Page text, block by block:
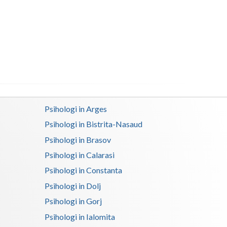
Covasna
Dambovita
Galati
Giurgiu
Gorj
Psihologi in Arges
Psihologi in Bistrita-Nasaud
Psihologi in Brasov
Psihologi in Calarasi
Psihologi in Constanta
Psihologi in Dolj
Psihologi in Gorj
Psihologi in Ialomita